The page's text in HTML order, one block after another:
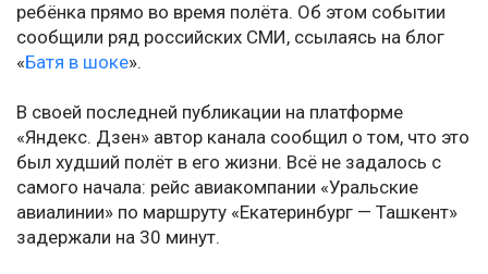
ребёнка прямо во время полёта. Об этом событии
сообщили ряд российских СМИ, ссылаясь на блог
«Батя в шоке».
В своей последней публикации на платформе
«Яндекс. Дзен» автор канала сообщил о том, что это
был худший полёт в его жизни. Всё не задалось с
самого начала: рейс авиакомпании «Уральские
авиалинии» по маршруту «Екатеринбург — Ташкент»
задержали на 30 минут.